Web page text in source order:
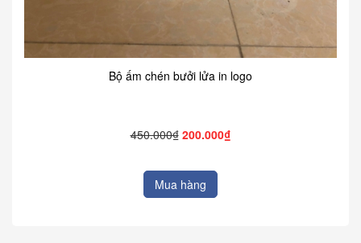
Bộ ấm chén bưởi lửa in logo
450.000₫ 200.000₫
Mua hàng